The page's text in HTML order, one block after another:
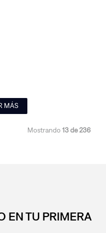
MÁS
Mostrando 13 de 236
EN TU PRIMERA